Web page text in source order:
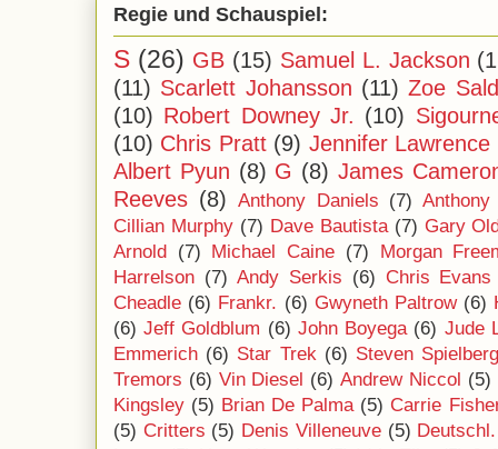
Regie und Schauspiel:
S (26) GB (15) Samuel L. Jackson
(11) Scarlett Johansson (11) Zoe
(10) Robert Downey Jr. (10)
(10) Chris Pratt (9) Jennifer Lawrence
Albert Pyun (8) G (8) James
Reeves (8) Anthony Daniels (7)
Cillian Murphy (7) Dave Bautista (7) Gary
Arnold (7) Michael Caine (7)
Morgan
Harrelson (7) Andy Serkis (6) Chris Evans
Cheadle (6) Frankr. (6) Gwyneth Paltrow (6)
(6) Jeff Goldblum (6) John Boyega (6) Jude
Emmerich (6) Star Trek (6) Steven
Tremors (6) Vin Diesel (6) Andrew Niccol (5)
Kingsley (5) Brian De Palma (5) Carrie
(5) Critters (5) Denis Villeneuve (5) Deutschl.